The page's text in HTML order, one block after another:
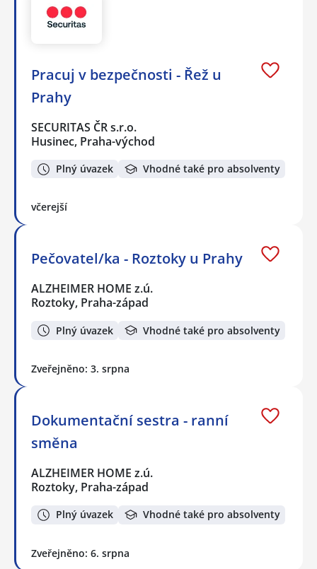
Pracuj v bezpečnosti - Řež u
Prahy
SECURITAS ČR s.r.o.
Husinec, Praha-východ
Plný úvazek Vhodné také pro absolventy
včerejší
Pečovatel/ka - Roztoky u Prahy
ALZHEIMER HOME z.ú.
Roztoky, Praha-západ
Plný úvazek Vhodné také pro absolventy
Zveřejněno: 3. srpna
Dokumentační sestra - ranní
směna
ALZHEIMER HOME z.ú.
Roztoky, Praha-západ
Plný úvazek Vhodné také pro absolventy
Zveřejněno: 6. srpna